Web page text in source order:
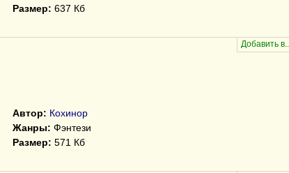
Размер: 637 Кб
Автор: Кохинор
Жанры: Фэнтези
Размер: 571 Кб